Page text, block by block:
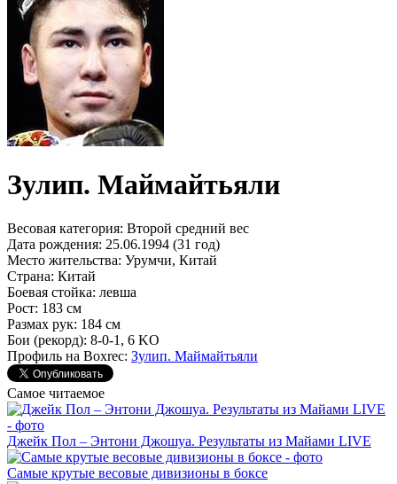
Зулип. Маймайтьяли
Весовая категория: Второй средний вес
Дата рождения: 25.06.1994 (31 год)
Место жительства: Урумчи, Китай
Страна: Китай
Боевая стойка: левша
Рост: 183 см
Размах рук: 184 см
Бои (рекорд): 8-0-1, 6 KO
Профиль на Boxrec: Зулип. Маймайтьяли
Самое читаемое
Джейк Пол – Энтони Джошуа. Результаты из Майами LIVE
Самые крутые весовые дивизионы в боксе